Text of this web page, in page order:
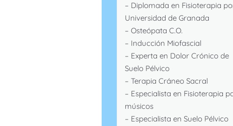
– Diplomada en Fisioterapia
Universidad de Granada
– Osteópata C.O.
– Inducción Miofascial
– Experta en Dolor Crónico de
Suelo Pélvico
– Terapia Cráneo Sacral
– Especialista en Fisioterapia
músicos
– Especialista en Suelo Pélvico